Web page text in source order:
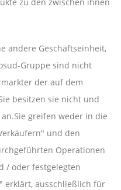
zu den zwischen ihnen
andere Geschäftseinheit,
Gruppe sind nicht
der auf dem
besitzen sie nicht und
greifen weder in die
und den
Operationen
/ oder festgelegten
erklärt, ausschließlich für